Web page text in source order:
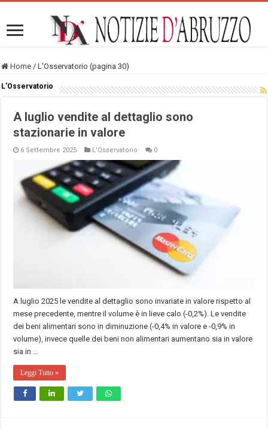
Home / L'Osservatorio (pagina 30)
L’Osservatorio
A luglio vendite al dettaglio sono
stazionarie in valore
6 Settembre 2025 L'Osservatorio 0
A luglio 2025 le vendite al dettaglio sono invariate in valore rispetto al
mese precedente, mentre il volume è in lieve calo (-0,2%). Le vendite
dei beni alimentari sono in diminuzione (-0,4% in valore e -0,9% in
volume), invece quelle dei beni non alimentari aumentano sia in valore
sia in …
Leggi Tutto »